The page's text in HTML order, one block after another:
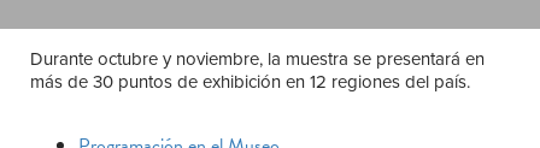
Durante octubre y noviembre, la muestra se presentará en
más de 30 puntos de exhibición en 12 regiones del país.